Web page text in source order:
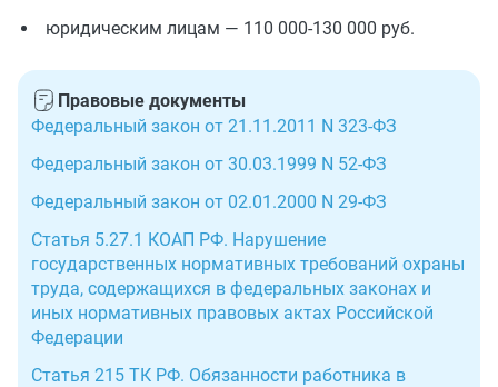
юридическим лицам — 110 000-130 000 руб.
Правовые документы
Федеральный закон от 21.11.2011 N 323-ФЗ
Федеральный закон от 30.03.1999 N 52-ФЗ
Федеральный закон от 02.01.2000 N 29-ФЗ
Статья 5.27.1 КОАП РФ. Нарушение
государственных нормативных требований охраны
труда, содержащихся в федеральных законах и
иных нормативных правовых актах Российской
Федерации
Статья 215 ТК РФ. Обязанности работника в